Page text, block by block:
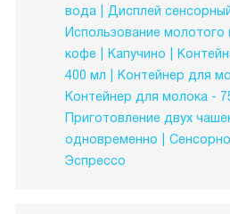
вода
Дисплей
Использование молотого
кофе
Капучино
400 мл
Контейнер для
Контейнер для молока -
Приготовление двух
одновременно
Эспрессо